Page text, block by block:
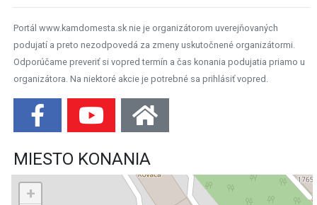
Portál www.kamdomesta.sk nie je organizátorom uverejňovaných
podujatí a preto nezodpovedá za zmeny uskutočnené organizátormi.
Odporúčame preveriť si vopred termín a čas konania podujatia priamo u
organizátora. Na niektoré akcie je potrebné sa prihlásiť vopred.
MIESTO KONANIA
+